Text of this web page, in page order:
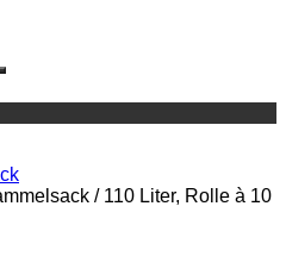
/ 110 Liter, Rolle à 10